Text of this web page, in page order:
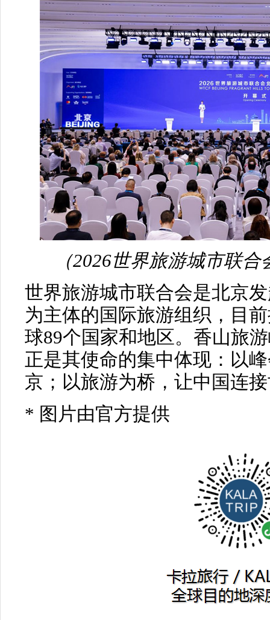
（2026世界旅游城市联
世界旅游城市联合会是北京
为主体的国际旅游组织，目
球89个国家和地区。香山旅
正是其使命的集中体现：以
京；以旅游为桥，让中国连
* 图片由官方提供